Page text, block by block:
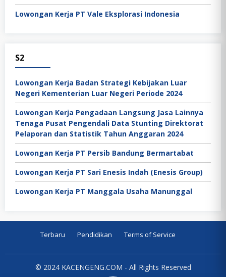
Lowongan Kerja PT Vale Eksplorasi Indonesia
S2
Lowongan Kerja Badan Strategi Kebijakan Luar
Negeri Kementerian Luar Negeri Periode 2024
Lowongan Kerja Pengadaan Langsung Jasa Lainnya
Tenaga Pusat Pengendali Data Stunting Direktorat
Pelaporan dan Statistik Tahun Anggaran 2024
Lowongan Kerja PT Persib Bandung Bermartabat
Lowongan Kerja PT Sari Enesis Indah (Enesis Group)
Lowongan Kerja PT Manggala Usaha Manunggal
Terbaru Pendidikan Terms of Service
© 2024 KACENGENG.COM - All Rights Reserved